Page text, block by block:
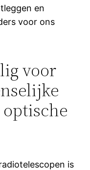
en
voor ons
voor
is